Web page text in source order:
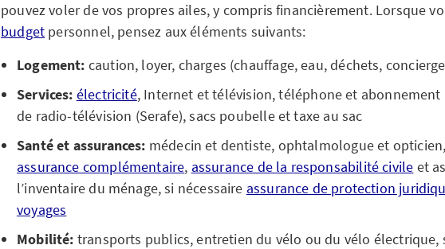
pouvez voler de vos propres ailes, y compris financièrement. Lorsque
budget personnel, pensez aux éléments suivants:
Logement: caution, loyer, charges (chauffage, eau, déchets,
Services: électricité, Internet et télévision, téléphone et abonnement
de radio-télévision (Serafe), sacs poubelle et taxe au sac
Santé et assurances: médecin et dentiste, ophtalmologue et
assurance complémentaire, assurance de la responsabilité civile et
l’inventaire du ménage, si nécessaire assurance de protection
voyages
Mobilité: transports publics, entretien du vélo ou du vélo électrique,